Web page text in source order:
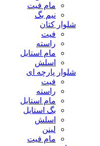
مام فیت
نیم بگ
شلوار کتان
فیت
راسته
مام استایل
اسلش
شلوار پارچه ای
فیت
راسته
مام استایل
بگ استایل
اسلش
لینن
مام فیت